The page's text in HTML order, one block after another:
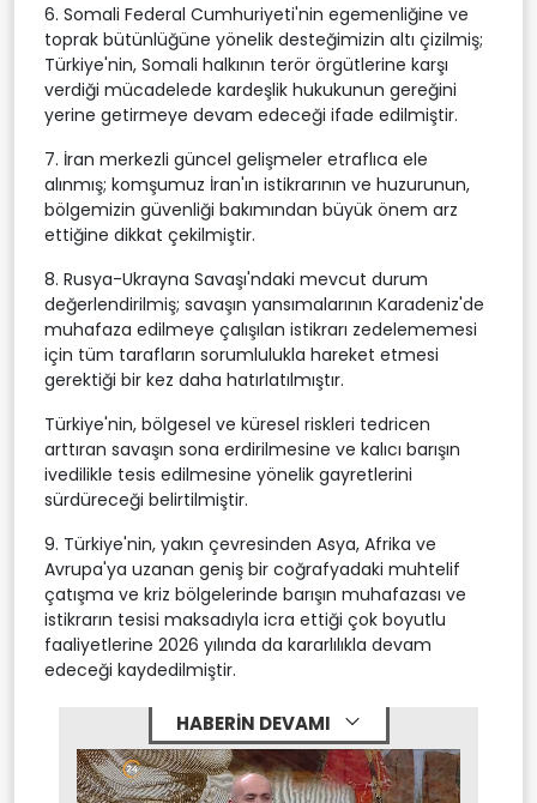
6. Somali Federal Cumhuriyeti'nin egemenliğine ve
toprak bütünlüğüne yönelik desteğimizin altı çizilmiş;
Türkiye'nin, Somali halkının terör örgütlerine karşı
verdiği mücadelede kardeşlik hukukunun gereğini
yerine getirmeye devam edeceği ifade edilmiştir.
7. İran merkezli güncel gelişmeler etraflıca ele
alınmış; komşumuz İran'ın istikrarının ve huzurunun,
bölgemizin güvenliği bakımından büyük önem arz
ettiğine dikkat çekilmiştir.
8. Rusya-Ukrayna Savaşı'ndaki mevcut durum
değerlendirilmiş; savaşın yansımalarının Karadeniz'de
muhafaza edilmeye çalışılan istikrarı zedelememesi
için tüm tarafların sorumlulukla hareket etmesi
gerektiği bir kez daha hatırlatılmıştır.
Türkiye'nin, bölgesel ve küresel riskleri tedricen
arttıran savaşın sona erdirilmesine ve kalıcı barışın
ivedilikle tesis edilmesine yönelik gayretlerini
sürdüreceği belirtilmiştir.
9. Türkiye'nin, yakın çevresinden Asya, Afrika ve
Avrupa'ya uzanan geniş bir coğrafyadaki muhtelif
çatışma ve kriz bölgelerinde barışın muhafazası ve
istikrarın tesisi maksadıyla icra ettiği çok boyutlu
faaliyetlerine 2026 yılında da kararlılıkla devam
edeceği kaydedilmiştir.
HABERİN DEVAMI